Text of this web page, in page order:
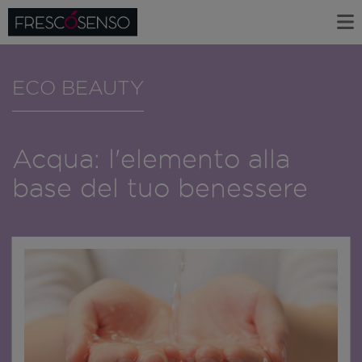
ECO BEAUTY
Acqua: l'elemento alla
base del tuo benessere